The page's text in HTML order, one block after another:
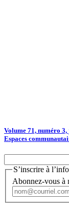
Volume 71, numéro
Espaces
S’inscrire à
Abonnez-vous à